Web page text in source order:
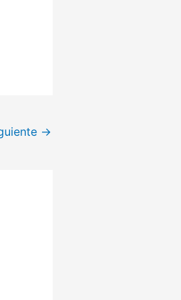
→